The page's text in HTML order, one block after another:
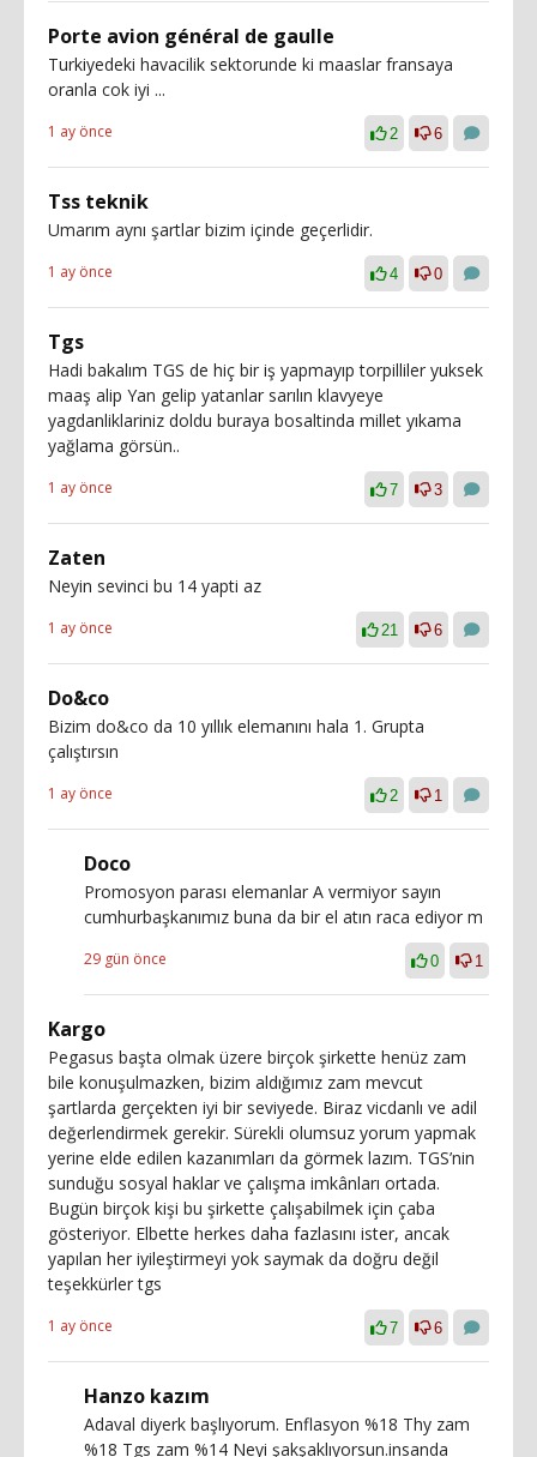
Porte avion général de gaulle
Turkiyedeki havacilik sektorunde ki maaslar fransaya
oranla cok iyi ...
1 ay önce 2 6
Tss teknik
Umarım aynı şartlar bizim içinde geçerlidir.
1 ay önce 4 0
Tgs
Hadi bakalım TGS de hiç bir iş yapmayıp torpilliler yuksek
maaş alip Yan gelip yatanlar sarılın klavyeye
yagdanliklariniz doldu buraya bosaltinda millet yıkama
yağlama görsün..
1 ay önce 7 3
Zaten
Neyin sevinci bu 14 yapti az
1 ay önce 21 6
Do&co
Bizim do&co da 10 yıllık elemanını hala 1. Grupta
çalıştırsın
1 ay önce 2 1
Doco
Promosyon parası elemanlar A vermiyor sayın
cumhurbaşkanımız buna da bir el atın raca ediyor m
29 gün önce 0 1
Kargo
Pegasus başta olmak üzere birçok şirkette henüz zam
bile konuşulmazken, bizim aldığımız zam mevcut
şartlarda gerçekten iyi bir seviyede. Biraz vicdanlı ve adil
değerlendirmek gerekir. Sürekli olumsuz yorum yapmak
yerine elde edilen kazanımları da görmek lazım. TGS’nin
sunduğu sosyal haklar ve çalışma imkânları ortada.
Bugün birçok kişi bu şirkette çalışabilmek için çaba
gösteriyor. Elbette herkes daha fazlasını ister, ancak
yapılan her iyileştirmeyi yok saymak da doğru değil
teşekkürler tgs
1 ay önce 7 6
Hanzo kazım
Adaval diyerk başlıyorum. Enflasyon %18 Thy zam
%18 Tgs zam %14 Neyi şakşaklıyorsun.insanda